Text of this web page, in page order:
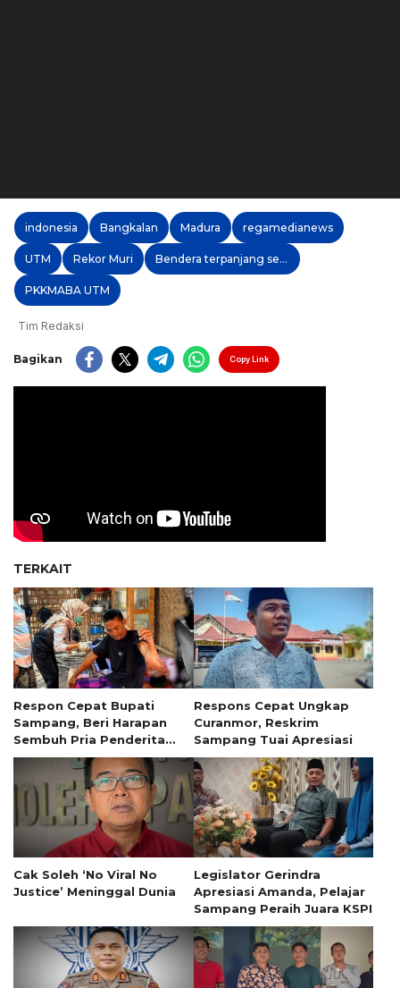
indonesia Bangkalan Madura regamedianews
UTM Rekor Muri Bendera terpanjang sedunia
PKKMABA UTM
Tim Redaksi
Bagikan Copy Link
TERKAIT
Respon Cepat Bupati
Sampang, Beri Harapan
Sembuh Pria Penderita
Tumor 13 Tahun
Respons Cepat Ungkap
Curanmor, Reskrim
Sampang Tuai Apresiasi
Cak Soleh ‘No Viral No
Justice’ Meninggal Dunia
Legislator Gerindra
Apresiasi Amanda, Pelajar
Sampang Peraih Juara KSPI